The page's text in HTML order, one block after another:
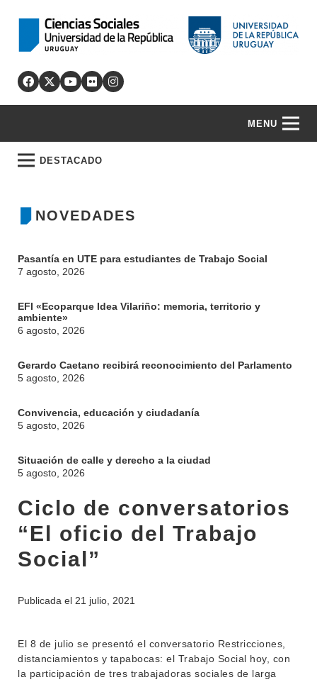
MENU
DESTACADO
NOVEDADES
Pasantía en UTE para estudiantes de Trabajo Social
7 agosto, 2026
EFI «Ecoparque Idea Vilariño: memoria, territorio y
ambiente»
6 agosto, 2026
Gerardo Caetano recibirá reconocimiento del Parlamento
5 agosto, 2026
Convivencia, educación y ciudadanía
5 agosto, 2026
Situación de calle y derecho a la ciudad
5 agosto, 2026
Ciclo de conversatorios
“El oficio del Trabajo
Social”
Publicada el 21 julio, 2021
El 8 de julio se presentó el conversatorio Restricciones,
distanciamientos y tapabocas: el Trabajo Social hoy, con
la participación de tres trabajadoras sociales de larga